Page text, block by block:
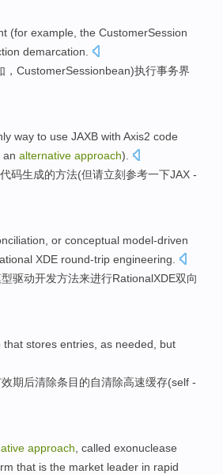
(for example, the CustomerSession
demarcation.
， CustomerSessionbean)执行事务界
way to use JAXB with Axis2 code
an alternative approach).
代码生成的方法(但请立刻参考一下JAX -
or conceptual model-driven
XDE round-trip engineering
驱动开发方法来进行RationalXDE双向
that stores entries as needed
but
期后清除条目的自清除高速缓存(self -
approach called exonuclease
that is the market leader in rapid